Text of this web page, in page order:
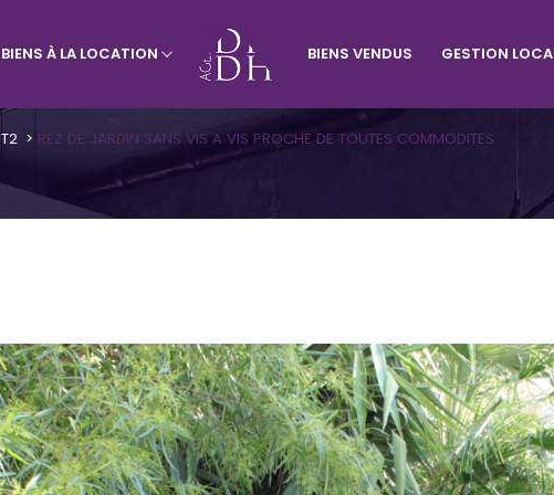
Appartement Terrains
BIENS À LA LOCATION
Appartement
BIENS VENDUS GESTION
Visiter le site de l'agence du
T2 REZ DE JARDIN SANS VIS A VIS PROCHE DE TOUTES COMMODITES